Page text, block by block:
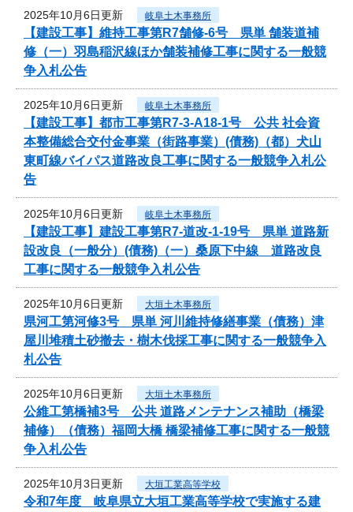
2025年10月6日更新 岐阜土木事務所
【建設工事】維持工事第R7舗修-6号 県単 舗装道補
修（一）羽島稲沢線ほか舗装補修工事に関する一般競
争入札公告
2025年10月6日更新 岐阜土木事務所
【建設工事】都市工事第R7-3-A18-1号 公共 社会資
本整備総合交付金事業（街路事業）(債務)（都）犬山
東町線バイパス道路改良工事に関する一般競争入札公
告
2025年10月6日更新 岐阜土木事務所
【建設工事】建設工事第R7-道改-1-19号 県単 道路新
設改良（一般分）(債務)（一）桑原下中線 道路改良
工事に関する一般競争入札公告
2025年10月6日更新 大垣土木事務所
県河工第河修3号 県単 河川維持修繕事業（債務）津
屋川堆積土砂撤去・樹木伐採工事に関する一般競争入
札公告
2025年10月6日更新 大垣土木事務所
公維工第橋補3号 公共 道路メンテナンス補助（橋梁
補修）（債務）福岡大橋 橋梁補修工事に関する一般競
争入札公告
2025年10月3日更新 大垣工業高等学校
令和7年度 岐阜県立大垣工業高等学校で実施する建